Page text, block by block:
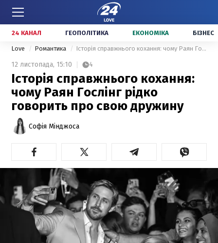
24 КАНАЛ ГЕОПОЛІТИКА ЕКОНОМІКА БІЗНЕС
Love Романтика Історія справжнього кохання: чому Раян Гослінг рідко говорить про свою дружину
12 листопада, 15:10 4
Історія справжнього кохання:
чому Раян Гослінг рідко
говорить про свою дружину
Софія Мінджоса